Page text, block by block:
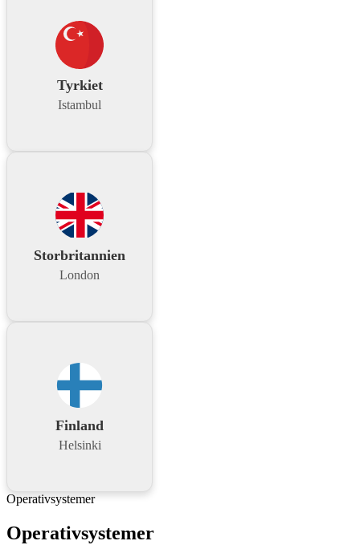
Tyrkiet
Istambul
Storbritannien
London
Finland
Helsinki
Operativsystemer
Operativsystemer